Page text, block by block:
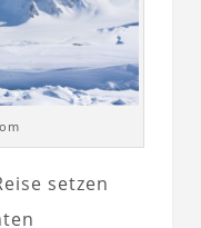
setzen